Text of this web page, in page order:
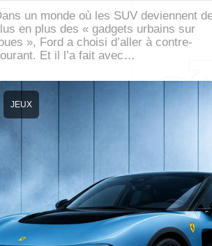
un monde où les SUV deviennent
en plus des « gadgets urbains sur
», Ford a choisi d’aller à contre-
Et il l’a fait avec…
JEUX